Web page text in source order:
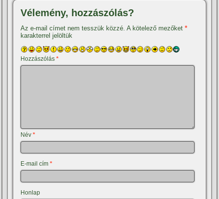
Vélemény, hozzászólás?
Az e-mail címet nem tesszük közzé. A kötelező mezőket*
karakterrel jelöltük
Hozzászólás*
Név*
E-mail cím*
Honlap